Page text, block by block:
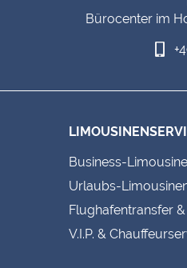
Bürocenter im
Business-
Urlaubs-
Flughafentransfer
V.I.P. &